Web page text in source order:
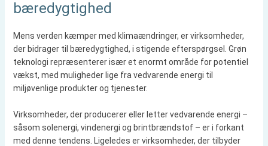
bæredygtighed
Mens verden kæmper med klimaændringer, er virksomheder,
der bidrager til bæredygtighed, i stigende efterspørgsel. Grøn
teknologi repræsenterer især et enormt område for potentiel
vækst, med muligheder lige fra vedvarende energi til
miljøvenlige produkter og tjenester.
Virksomheder, der producerer eller letter vedvarende energi –
såsom solenergi, vindenergi og brintbrændstof – er i forkant
med denne tendens. Ligeledes er virksomheder, der tilbyder